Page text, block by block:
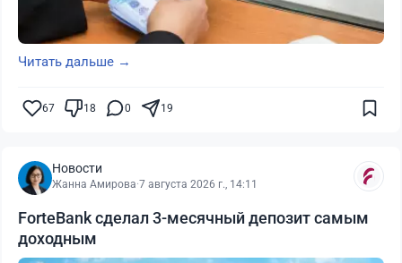
Читать дальше →
67 18 0 19
Новости
Жанна Амирова·7 августа 2026 г., 14:11
ForteBank сделал 3-месячный депозит самым
доходным